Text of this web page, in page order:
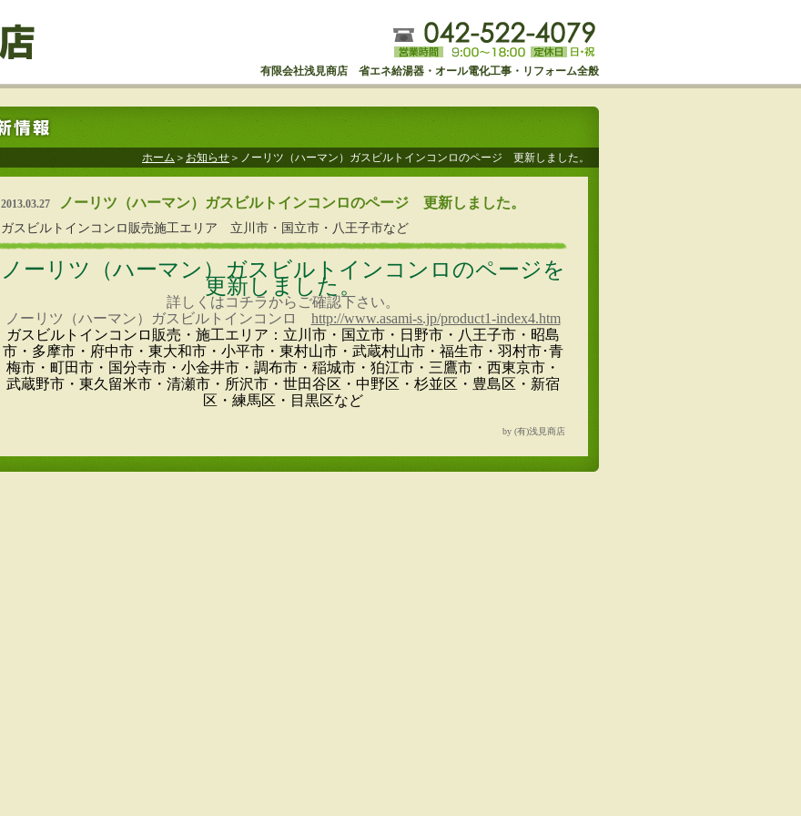
有限会社浅見商店 省エネ給湯器・オール電化工事・リフォーム全般
ホーム ＞ お知らせ ＞ノーリツ（ハーマン）ガスビルトインコンロのページ 更新しました。
2013.03.27 ノーリツ（ハーマン）ガスビルトインコンロのページ 更新しました。
ガスビルトインコンロ販売施工エリア 立川市・国立市・八王子市など
ノーリツ（ハーマン）ガスビルトインコンロのページを
更新しました。
詳しくはコチラからご確認下さい。
ノーリツ（ハーマン）ガスビルトインコンロ http://www.asami-s.jp/product1-index4.htm
ガスビルトインコンロ販売・施工エリア：立川市・国立市・日野市・八王子市・昭島
市・多摩市・府中市・東大和市・小平市・東村山市・武蔵村山市・福生市・羽村市･青
梅市・町田市・国分寺市・小金井市・調布市・稲城市・狛江市・三鷹市・西東京市・
武蔵野市・東久留米市・清瀬市・所沢市・世田谷区・中野区・杉並区・豊島区・新宿
区・練馬区・目黒区など
by (有)浅見商店